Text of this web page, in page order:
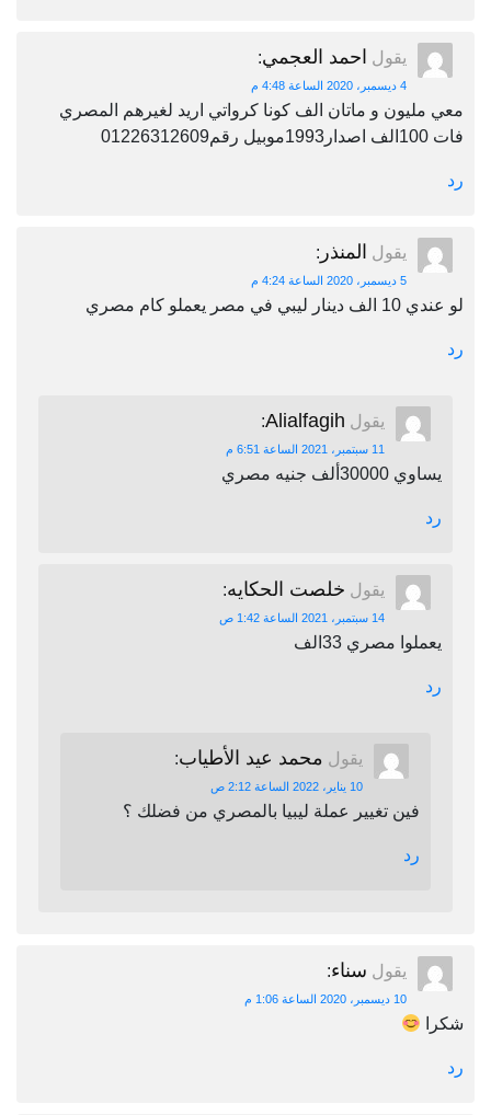
يقول احمد العجمي:
4 ديسمبر، 2020 الساعة 4:48 م
معي مليون و ماتان الف كونا كرواتي اريد لغيرهم المصري
فات 100الف اصدار1993موبيل رقم01226312609
رد
يقول المنذر :
5 ديسمبر، 2020 الساعة 4:24 م
لو عندي 10 الف دينار ليبي في مصر يعملو كام مصري
رد
يقول Alialfagih
:
11 سبتمبر، 2021 الساعة 6:51 م
يساوي 30000ألف جنيه مصري
رد
يقول خلصت الحكايه:
14 سبتمبر، 2021 الساعة 1:42 ص
يعملوا مصري 33الف
رد
يقول محمد عيد الأطياب:
10 يناير، 2022 الساعة 2:12 ص
فين تغيير عملة ليبيا بالمصري من فضلك ؟
رد
يقول سناء:
10 ديسمبر، 2020 الساعة 1:06 م
شكرا
رد